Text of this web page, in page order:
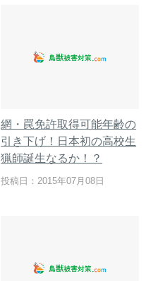
網・罠免許取得可能年齢の
引き下げ！日本初の高校生
猟師誕生なるか！？
投稿日：2015年07月08日